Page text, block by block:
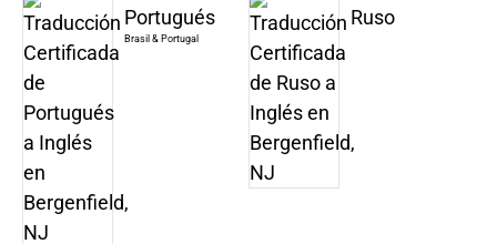
Portugués
Brasil & Portugal
Ruso